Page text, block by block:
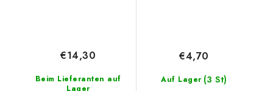
Beim Lieferanten auf
Lager
€14,30
Auf Lager (3 St)
€4,70